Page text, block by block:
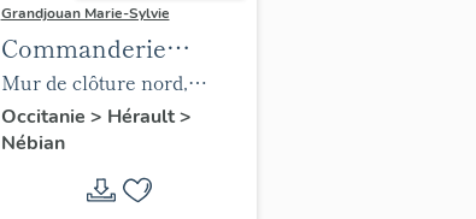
Grandjouan Marie-Sylvie
Commanderie
d'Hospitaliers de
Saint Jean de
Jérusalem
Mur de clôture nord,
détail.
Occitanie > Hérault>
Nébian